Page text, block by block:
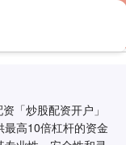
「炒股配资开户」
高10倍杠杆的资金